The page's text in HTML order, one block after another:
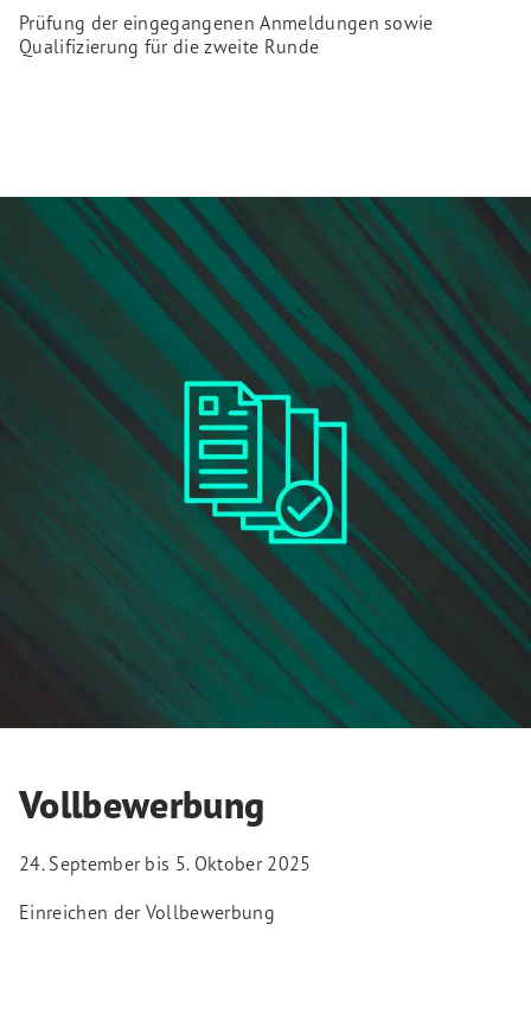
Prüfung der eingegangenen Anmeldungen sowie
Qualifizierung für die zweite Runde
Vollbewerbung
24. September bis 5. Oktober 2025
Einreichen der Vollbewerbung